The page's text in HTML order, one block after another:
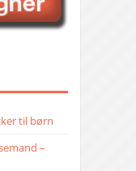
til børn
–